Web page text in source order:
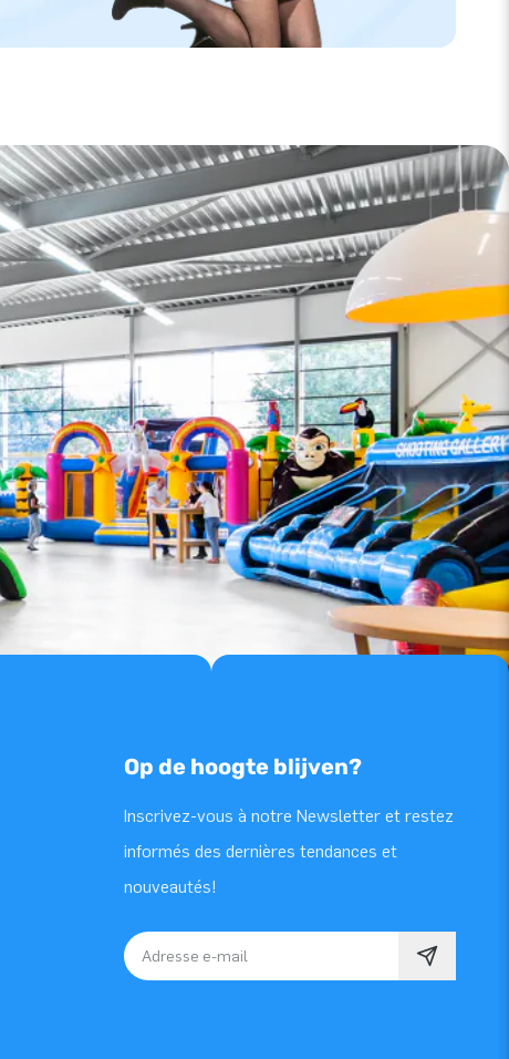
Op de hoogte blijven?
Inscrivez-vous à notre Newsletter et restez
informés des dernières tendances et
nouveautés!
Adresse e-mail